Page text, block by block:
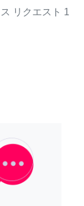
リクエスト 1